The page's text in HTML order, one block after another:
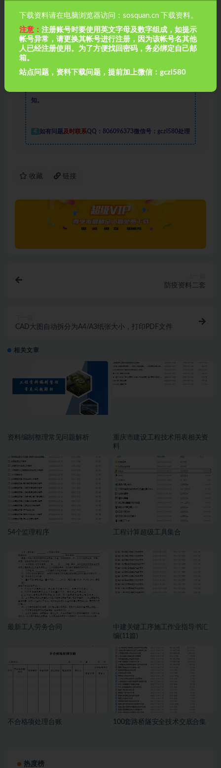
2 资料众多无法保证资料其适用性，资料实例用于参考学
知。
4 如有问题 及时联系QQ：806096373微信号：gczl580处理
收藏 链接
防疫资料二套
CAD大图自动拆分为A4/A3纸张大小，打印PDF文件
相关文章
资料编制整理常见问题解析
重庆市建设工程技术用表相关资
料
54个监理程序 工程计算超级工具集合
最新工人劳务合同
中建关键工序施工作业指导书汇
编(11篇)
不合格项处理台账 100套路桥隧安全技术交底合集
热度榜
下载资料请在电脑浏览器访问：sosquan.cn 下载资料。
注意：注册账号时要使用英文字母及数字组成，如提示
帐号异常，请更换其帐号进行注册，因为该帐号名其他
人已经注册使用。为了方便找回密码，务必绑定自己邮
箱。
站点问题，资料下载问题，提前加上微信：gczl580